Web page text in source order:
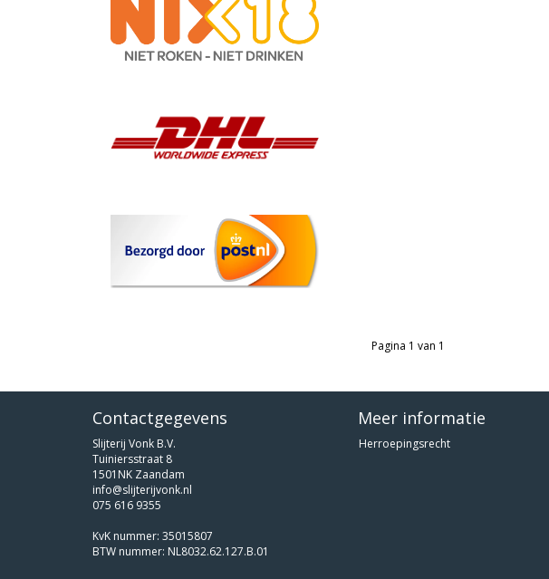
Pagina 1 van 1
Contactgegevens
Slijterij Vonk B.V.
Tuiniersstraat 8
1501NK Zaandam
info@slijterijvonk.nl
075 616 9355
KvK nummer: 35015807
BTW nummer: NL8032.62.127.B.01
Meer informatie
Herroepingsrecht